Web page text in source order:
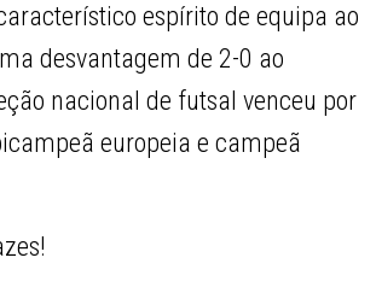
espírito de equipa ao
desvantagem de 2-0 ao
nacional de futsal venceu por
europeia e campeã